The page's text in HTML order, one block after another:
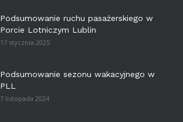
Podsumowanie ruchu pasażerskiego w
Porcie Lotniczym Lublin
17 stycznia 2025
Podsumowanie sezonu wakacyjnego w
PLL
7 listopada 2024